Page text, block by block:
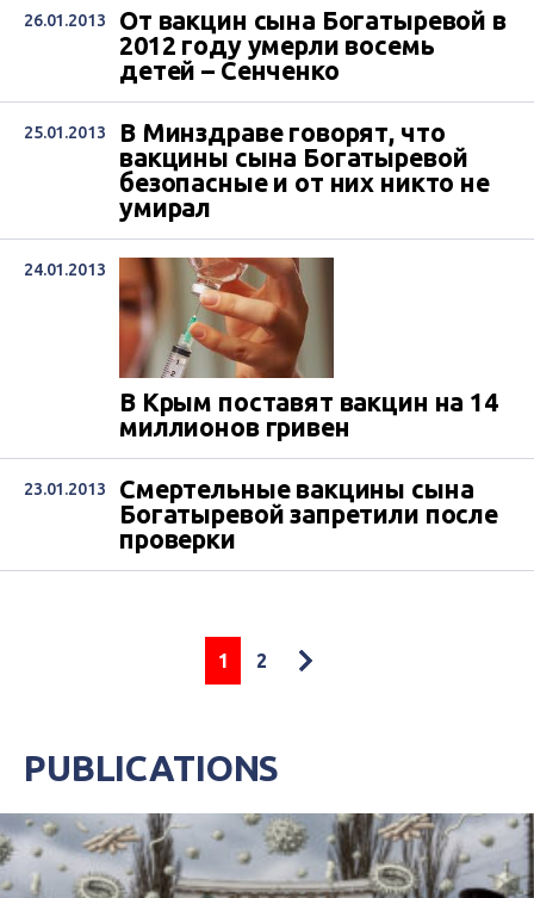
26.01.2013
От вакцин сына Богатыревой в
2012 году умерли восемь
детей – Сенченко
25.01.2013
В Минздраве говорят, что
вакцины сына Богатыревой
безопасные и от них никто не
умирал
24.01.2013
В Крым поставят вакцин на 14
миллионов гривен
23.01.2013
Смертельные вакцины сына
Богатыревой запретили после
проверки
1 2
PUBLICATIONS